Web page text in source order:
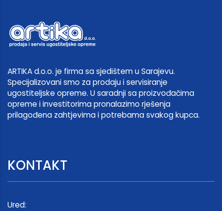
ARTIKA d.o.o. je firma sa sjedištem u Sarajevu.
Specijalizovani smo za prodaju i servisiranje
ugostiteljske opreme. U saradnji sa proizvođačima
opreme i investitorima pronalazimo rješenja
prilagođena zahtjevima i potrebama svakog kupca.
KONTAKT
Ured: